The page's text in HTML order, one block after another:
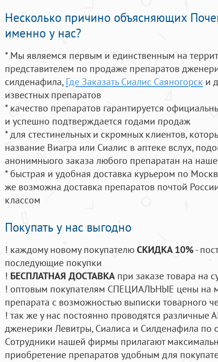
Несколько причино объясняющих
именно у нас?
* Мы являемся первым и единственным на
представителем по продаже препаратов
силденафила, Где Заказать Сиалис Саяногорск и
известных препаратов
* качество препаратов гарантируется
и успешно подтверждается годами продаж
* для стестинельных и скромных клиентов,
название Виагра или Сиалис в аптеке вслух,
анонимныого заказа любого препаратан на
* быстрая и удобная доставка курьером по
же возможна доставка препаратов почтой
классом
Покупать у нас выгодно
! каждому новому покупателюСКИДКА 10%-
последующие покупки
! БЕСПЛАТНАЯ ДОСТАВКА при заказе товара на
! оптовым покупателям СПЕЦИАЛЬНЫЕ цены на
препарата с возможностью выписки товарного
! так же у нас постоянно проводятся
дженерики Левитры, Сиалиса и Силденафила по
Cотрудники нашей фирмы прилагают
приобретение препаратов удобным для